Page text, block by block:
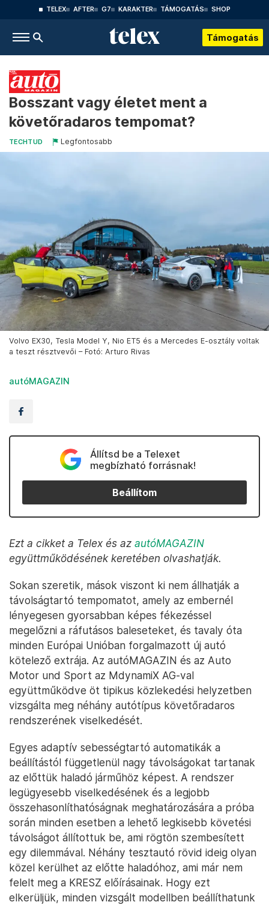
TELEX AFTER G7 KARAKTER TÁMOGATÁS SHOP
Támogatás
Bosszant vagy életet ment a
követőradaros tempomat?
TECHTUD Legfontosabb
Volvo EX30, Tesla Model Y, Nio ET5 és a Mercedes E-osztály voltak
a teszt résztvevői – Fotó: Arturo Rivas
autóMAGAZIN
Állítsd be a Telexet
megbízható forrásnak!
Beállítom
Ezt a cikket a Telex és az autóMAGAZIN
együttműködésének keretében olvashatják.
Sokan szeretik, mások viszont ki nem állhatják a
távolságtartó tempomatot, amely az embernél
lényegesen gyorsabban képes fékezéssel
megelőzni a ráfutásos baleseteket, és tavaly óta
minden Európai Unióban forgalmazott új autó
kötelező extrája. Az autóMAGAZIN és az Auto
Motor und Sport az MdynamiX AG-val
együttműködve öt tipikus közlekedési helyzetben
vizsgálta meg néhány autótípus követőradaros
rendszerének viselkedését.
Egyes adaptív sebességtartó automatikák a
beállítástól függetlenül nagy távolságokat tartanak
az előttük haladó járműhöz képest. A rendszer
legügyesebb viselkedésének és a legjobb
összehasonlíthatóságnak meghatározására a próba
során minden esetben a lehető legkisebb követési
távolságot állítottuk be, ami rögtön szembesített
egy dilemmával. Néhány tesztautó rövid ideig olyan
közel kerülhet az előtte haladóhoz, ami már nem
felelt meg a KRESZ előírásainak. Hogy ezt
elkerüljük, minden vizsgált modellben beállíthatunk